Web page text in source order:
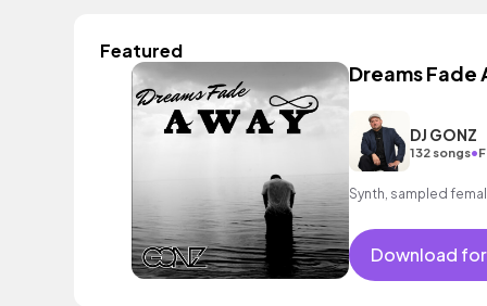
Featured
Dreams Fade
DJ GONZ
132 songs•
Synth, sampled
Download